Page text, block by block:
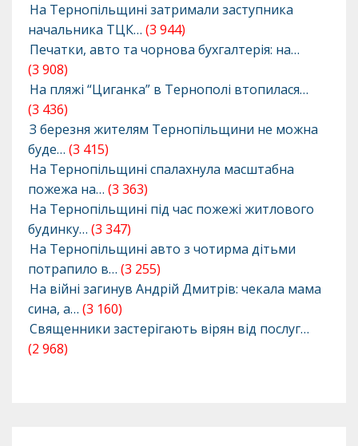
На Тернопільщині затримали заступника
начальника ТЦК… (3 944)
Печатки, авто та чорнова бухгалтерія: на…
(3 908)
На пляжі “Циганка” в Тернополі втопилася…
(3 436)
З березня жителям Тернопільщини не можна
буде… (3 415)
На Тернопільщині спалахнула масштабна
пожежа на… (3 363)
На Тернопільщині під час пожежі житлового
будинку… (3 347)
На Тернопільщині авто з чотирма дітьми
потрапило в… (3 255)
На війні загинув Андрій Дмитрів: чекала мама
сина, а… (3 160)
Священники застерігають вірян від послуг…
(2 968)